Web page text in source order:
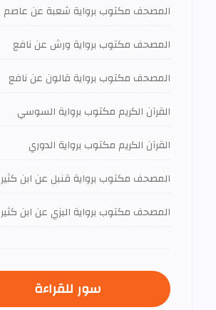
المصحف مكتوب برواية شعبة عن عاصم
المصحف مكتوب برواية ورش عن نافع
المصحف مكتوب برواية قالون عن نافع
القرآن الكريم مكتوب برواية السوسي
القرآن الكريم مكتوب برواية الدوري
المصحف مكتوب برواية قنبل عن ابن كثير
المصحف مكتوب برواية البزي عن ابن كثير
سور للقراءة